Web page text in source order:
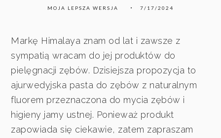
MOJA LEPSZA WERSJA 7/17/2024
Markę Himalaya znam od lat i zawsze z
sympatią wracam do jej produktów do
pielęgnacji zębów. Dzisiejsza propozycja to
ajurwedyjska pasta do zębów z naturalnym
fluorem przeznaczona do mycia zębów i
higieny jamy ustnej. Ponieważ produkt
zapowiada się ciekawie, zatem zapraszam